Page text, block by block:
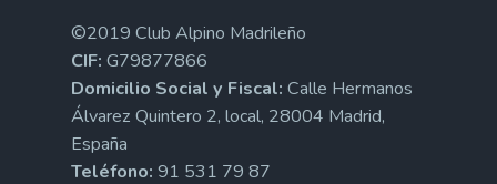
©2019 Club Alpino Madrileño
CIF: G79877866
Domicilio Social y Fiscal: Calle Hermanos
Álvarez Quintero 2, local, 28004 Madrid,
España
Teléfono: 91 531 79 87